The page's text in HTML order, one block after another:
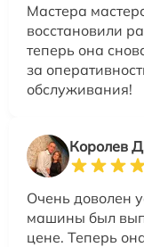
Мастера
восстановили
теперь она
за
обслуживания!
Королев
Очень доволен
машины был
цене. Теперь